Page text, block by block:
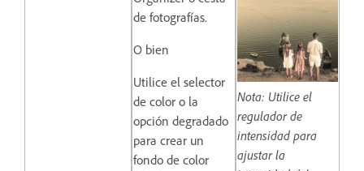
de fotografías.
O bien
Utilice el selector
de color o la
opción degradado
para crear un
fondo de color
Nota: Utilice el
regulador de
intensidad para
ajustar la